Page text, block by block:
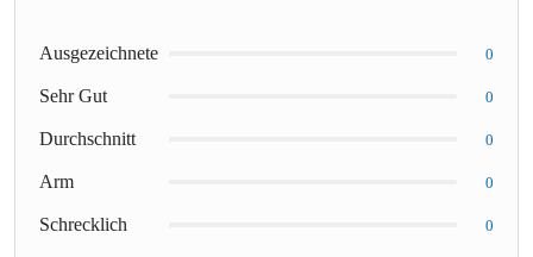
Ausgezeichnete 0
Sehr Gut 0
Durchschnitt 0
Arm 0
Schrecklich 0